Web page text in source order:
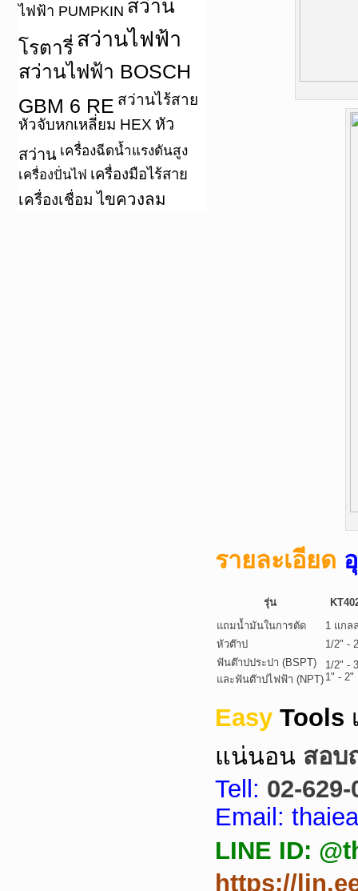
ไฟฟ้า PUMPKIN สว่าน
โรตารี่ สว่านไฟฟ้า
สว่านไฟฟ้า BOSCH
GBM 6 RE สว่านไร้สาย
หัวจับหกเหลี่ยม HEX หัว
สว่าน เครื่องฉีดน้ำแรงดันสูง
เครื่องปั่นไฟ เครื่องมือไร้สาย
เครื่องเชื่อม ไขควงลม
รายละเอียด
รุ่น
แถมน้ำมันในการตัด
1 แกล
หัวต๊าป
1/2" -
ฟันต๊าปประปา (BSPT)
และฟันต๊าปไฟฟ้า (NPT)
1/2" -
1" - 2"
Easy Tools
แน่นอน สอบ
Tell: 02-629-
Email:
LINE ID:
https://